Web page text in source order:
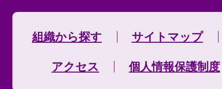
組織から探す サイトマップ
アクセス 個人情報保護制度